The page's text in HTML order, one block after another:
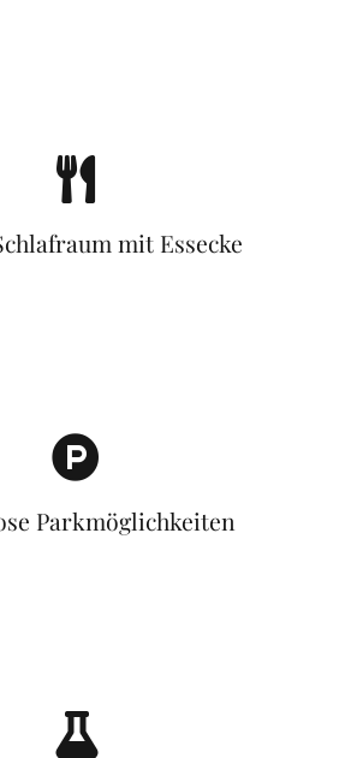
mit Essecke
Parkmöglichkeiten